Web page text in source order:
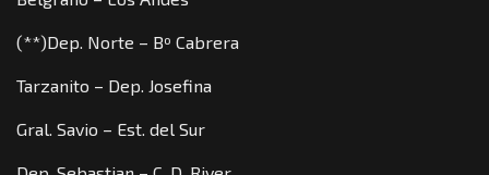
(**)Dep. Norte – Bº Cabrera
Tarzanito – Dep. Josefina
Gral. Savio – Est. del Sur